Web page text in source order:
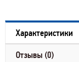
Характеристики
Отзывы (0)